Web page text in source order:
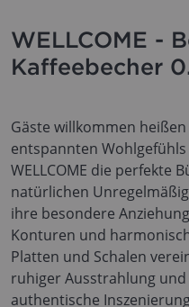
WELLCOME -
Kaffeebecher
Gäste willkommen
entspannten
WELLCOME die perfekte
natürlichen
ihre besondere
Konturen und
Platten und Schalen
ruhiger Ausstrahlung
authentische